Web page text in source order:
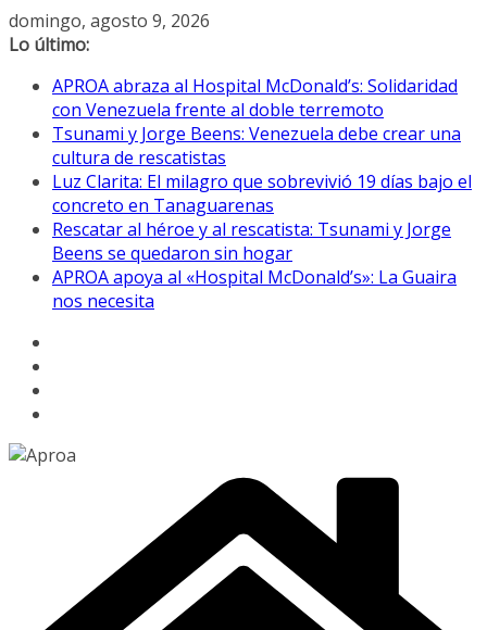
Saltar
al
domingo, agosto 9, 2026
Lo último:
APROA abraza al Hospital McDonald’s: Solidaridad
con Venezuela frente al doble terremoto
Tsunami y Jorge Beens: Venezuela debe crear una
cultura de rescatistas
Luz Clarita: El milagro que sobrevivió 19 días bajo el
concreto en Tanaguarenas
Rescatar al héroe y al rescatista: Tsunami y Jorge
Beens se quedaron sin hogar
APROA apoya al «Hospital McDonald’s»: La Guaira
nos necesita